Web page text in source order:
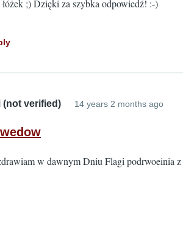
;) Dzięki za szybka odpowiedź! :-)
verified) 14 years 2 months ago
w dawnym Dniu Flagi podrwoeinia z